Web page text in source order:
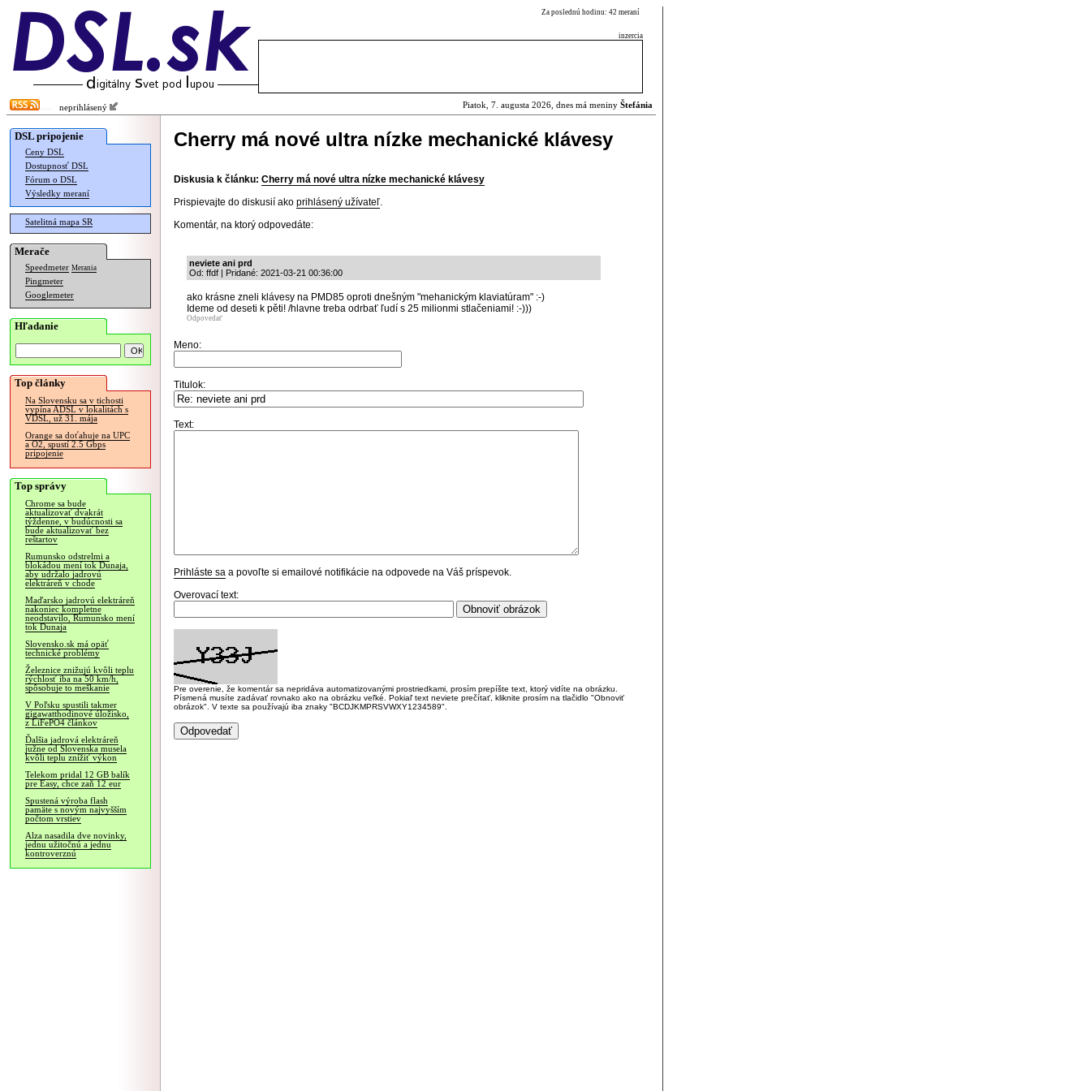
Za poslednú hodinu: 42 meraní
inzercia
neprihlásený Piatok, 7. augusta 2026, dnes má meniny Štefánia
DSL pripojenie
Ceny DSL
Dostupnosť DSL
Fórum o DSL
Výsledky meraní
Satelitná mapa SR
Merače
Speedmeter Merania
Pingmeter
Googlemeter
Hľadanie
Top články
Na Slovensku sa v tichosti
vypína ADSL v lokalitách s
VDSL, už 31. mája
Orange sa doťahuje na UPC
a O2, spustí 2.5 Gbps
pripojenie
Top správy
Chrome sa bude
aktualizovať dvakrát
týždenne, v budúcnosti sa
bude aktualizovať bez
reštartov
Rumunsko odstrelmi a
blokádou mení tok Dunaja,
aby udržalo jadrovú
elektráreň v chode
Maďarsko jadrovú elektráreň
nakoniec kompletne
neodstavilo, Rumunsko mení
tok Dunaja
Slovensko.sk má opäť
technické problémy
Železnice znižujú kvôli teplu
rýchlosť iba na 50 km/h,
spôsobuje to meškanie
V Poľsku spustili takmer
gigawatthodinové úložisko,
z LiFePO4 článkov
Ďalšia jadrová elektráreň
južne od Slovenska musela
kvôli teplu znížiť výkon
Telekom pridal 12 GB balík
pre Easy, chce zaň 12 eur
Spustená výroba flash
pamäte s novým najvyšším
počtom vrstiev
Alza nasadila dve novinky,
jednu užitočnú a jednu
kontroverznú
Cherry má nové ultra nízke mechanické klávesy
Diskusia k článku: Cherry má nové ultra nízke mechanické klávesy
Prispievajte do diskusií ako prihlásený užívateľ.
Komentár, na ktorý odpovedáte:
neviete ani prd
Od: ffdf | Pridané: 2021-03-21 00:36:00
ako krásne zneli klávesy na PMD85 oproti dnešným "mehanickým klaviatúram" :-)
Ideme od deseti k pěti! /hlavne treba odrbať ľudí s 25 milionmi stlačeniami! :-)))
Odpovedať
Meno:
Titulok:
Text:
Prihláste sa a povoľte si emailové notifikácie na odpovede na Váš príspevok.
Overovací text:
Pre overenie, že komentár sa nepridáva automatizovanými prostriedkami, prosím prepíšte text, ktorý vidíte na obrázku.
Písmená musíte zadávať rovnako ako na obrázku veľké. Pokiaľ text neviete prečítať, kliknite prosím na tlačidlo "Obnoviť
obrázok". V texte sa používajú iba znaky "BCDJKMPRSVWXY1234589".